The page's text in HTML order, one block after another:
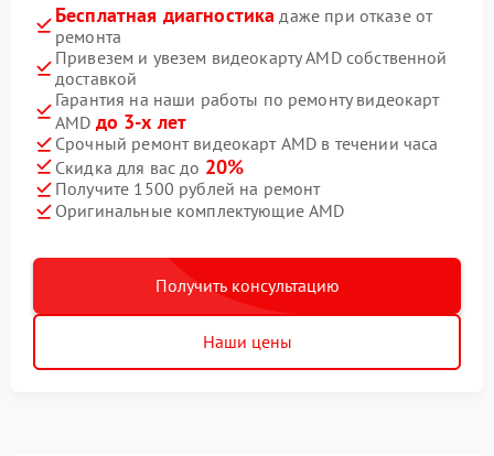
Бесплатная диагностика даже при отказе от
ремонта
Привезем и увезем видеокарту AMD собственной
доставкой
Гарантия на наши работы по ремонту видеокарт
AMD до 3-х лет
Срочный ремонт видеокарт AMD в течении часа
Скидка для вас до 20%
Получите 1500 рублей на ремонт
Оригинальные комплектующие AMD
Получить консультацию
Наши цены